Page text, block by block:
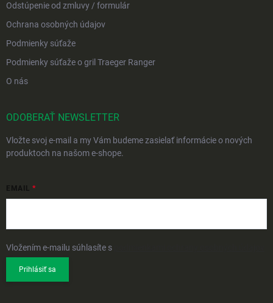
Odstúpenie od zmluvy / formulár
Ochrana osobných údajov
Podmienky súťaže
Podmienky súťaže o gril Traeger Ranger
O nás
ODOBERAŤ NEWSLETTER
Vložte svoj e-mail a my Vám budeme zasielať informácie o nových
produktoch na našom e-shope.
EMAIL
Vložením e-mailu súhlasíte s
Prihlásiť sa